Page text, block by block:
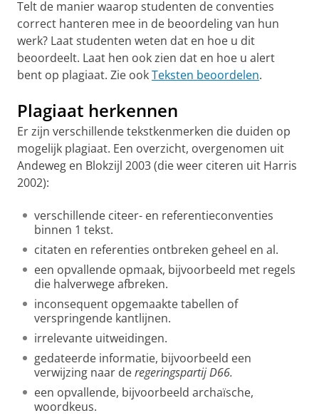
Telt de manier waarop studenten de conventies
correct hanteren mee in de beoordeling van hun
werk? Laat studenten weten dat en hoe u dit
beoordeelt. Laat hen ook zien dat en hoe u alert
bent op plagiaat. Zie ookTeksten beoordelen.
Plagiaat herkennen
Er zijn verschillende tekstkenmerken die duiden op
mogelijk plagiaat. Een overzicht, overgenomen uit
Andeweg en Blokzijl 2003 (die weer citeren uit Harris
2002):
verschillende citeer- en referentieconventies
binnen 1 tekst.
citaten en referenties ontbreken geheel en al.
een opvallende opmaak, bijvoorbeeld met regels
die halverwege afbreken.
inconsequent opgemaakte tabellen of
verspringende kantlijnen.
irrelevante uitweidingen.
gedateerde informatie, bijvoorbeeld een
verwijzing naar deregeringspartij D66.
een opvallende, bijvoorbeeld archaïsche,
woordkeus.